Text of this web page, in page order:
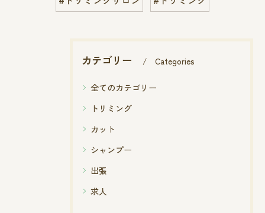
カテゴリー Categories
全てのカテゴリー
トリミング
カット
シャンプー
出張
求人